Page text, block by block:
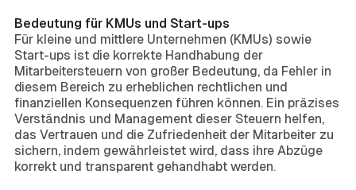
Bedeutung für KMUs und Start-ups
Für kleine und mittlere Unternehmen (KMUs) sowie
Start-ups ist die korrekte Handhabung der
Mitarbeitersteuern von großer Bedeutung, da Fehler in
diesem Bereich zu erheblichen rechtlichen und
finanziellen Konsequenzen führen können. Ein präzises
Verständnis und Management dieser Steuern helfen,
das Vertrauen und die Zufriedenheit der Mitarbeiter zu
sichern, indem gewährleistet wird, dass ihre Abzüge
korrekt und transparent gehandhabt werden.